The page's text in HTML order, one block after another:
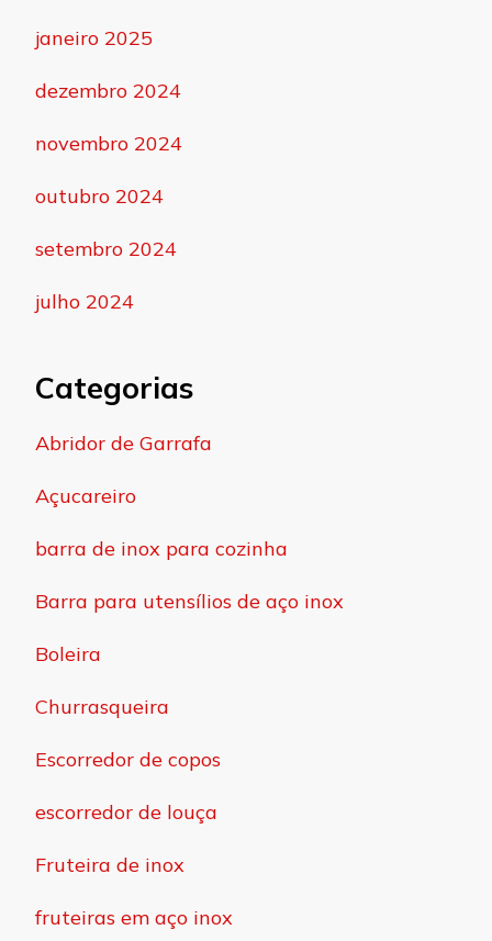
janeiro 2025
dezembro 2024
novembro 2024
outubro 2024
setembro 2024
julho 2024
Categorias
Abridor de Garrafa
Açucareiro
barra de inox para cozinha
Barra para utensílios de aço inox
Boleira
Churrasqueira
Escorredor de copos
escorredor de louça
Fruteira de inox
fruteiras em aço inox